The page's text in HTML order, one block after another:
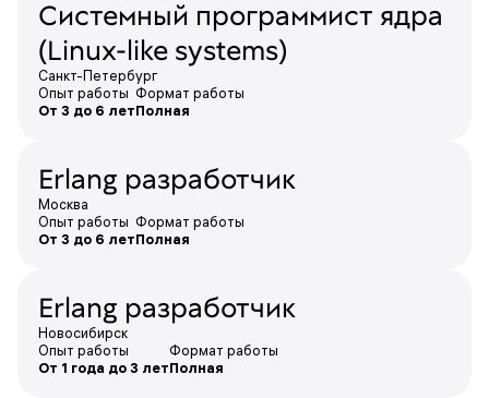
Санкт-Петербург
Системный программист ядра
(Linux-like systems)
Опыт работы
От 3 до 6 лет
Формат работы
Полная
Москва
Erlang разработчик
Опыт работы
От 3 до 6 лет
Формат работы
Полная
Новосибирск
Erlang разработчик
Опыт работы
От 1 года до 3 лет
Формат работы
Полная